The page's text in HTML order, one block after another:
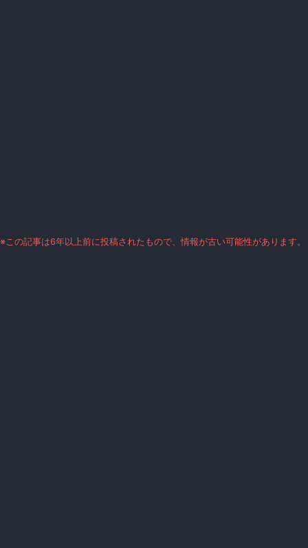
※この記事は6年以上前に投稿されたもので、情報が古い可能性があります。